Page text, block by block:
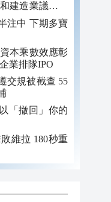
注中 下期多寶
本乘數效應彰
業排隊IPO
交規被截查 55
「撤回」你的
180秒重